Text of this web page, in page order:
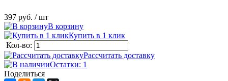
397 руб. / шт
В корзину
Купить в 1 клик
Кол-во:
Рассчитать доставку
Остатки: 1
Поделиться